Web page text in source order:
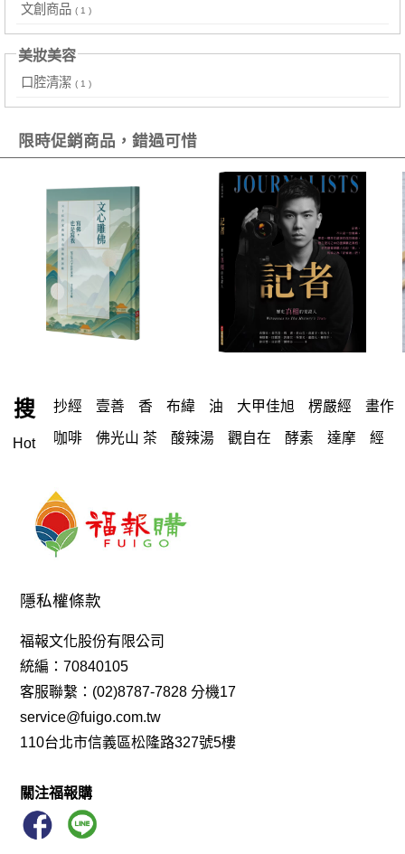
文創商品 ( 1 )
美妝美容
口腔清潔 ( 1 )
限時促銷商品，錯過可惜
搜
Hot
抄經 壹善 香 布緯 油 大甲佳旭 楞嚴經 畫作
咖啡 佛光山 茶 酸辣湯 觀自在 酵素 達摩 經
包 袋
御太郎 蛋捲 一筆字
香海文化
享活 手工柴燒龍眼双木耳露 350ml
臥香 人生禪 楞嚴咒 佛光山 禮盒
記數器 藻之道
足弓鞋、僧鞋、羅漢鞋、機能鞋、健康鞋
馬克賽戒指
隱私權條款
福報文化股份有限公司
統編：70840105
客服聯繫：(02)8787-7828 分機17
service@fuigo.com.tw
110台北市信義區松隆路327號5樓
關注福報購